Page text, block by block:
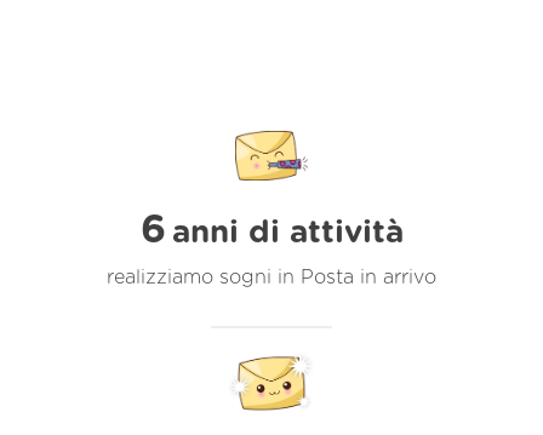
6 anni di attività
realizziamo sogni in Posta in arrivo